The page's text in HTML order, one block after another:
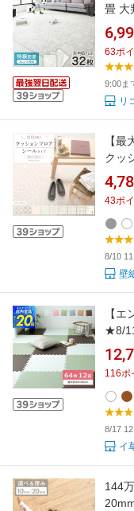
畳 大
ント
63ポ
9:00ま
リ
【
クッ
タイ
ピン
玄関
フロ
43ポ
8/10
壁
【
★8/
ント
供部
116ポ
8/17
イ
144